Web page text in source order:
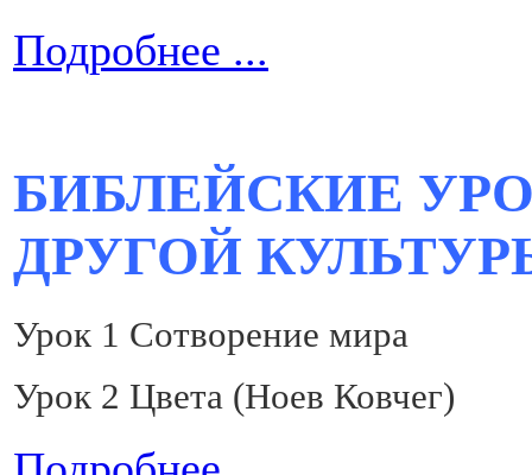
Подробнее ...
БИБЛЕЙСКИЕ
ДРУГОЙ
Урок 1 Сотворение мира
Урок 2 Цвета (Ноев Ковчег)